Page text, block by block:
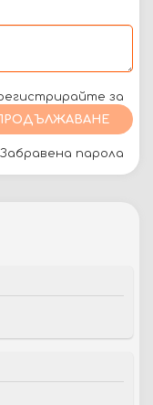
за
ПРОДЪЛЖАВАНЕ
Забравена парола